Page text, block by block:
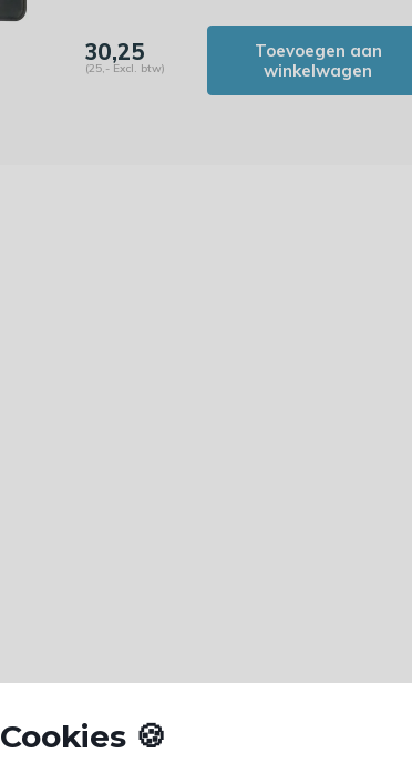
Cookies 🍪
30,25
(25,- Excl. btw)
Toevoegen aan
winkelwagen